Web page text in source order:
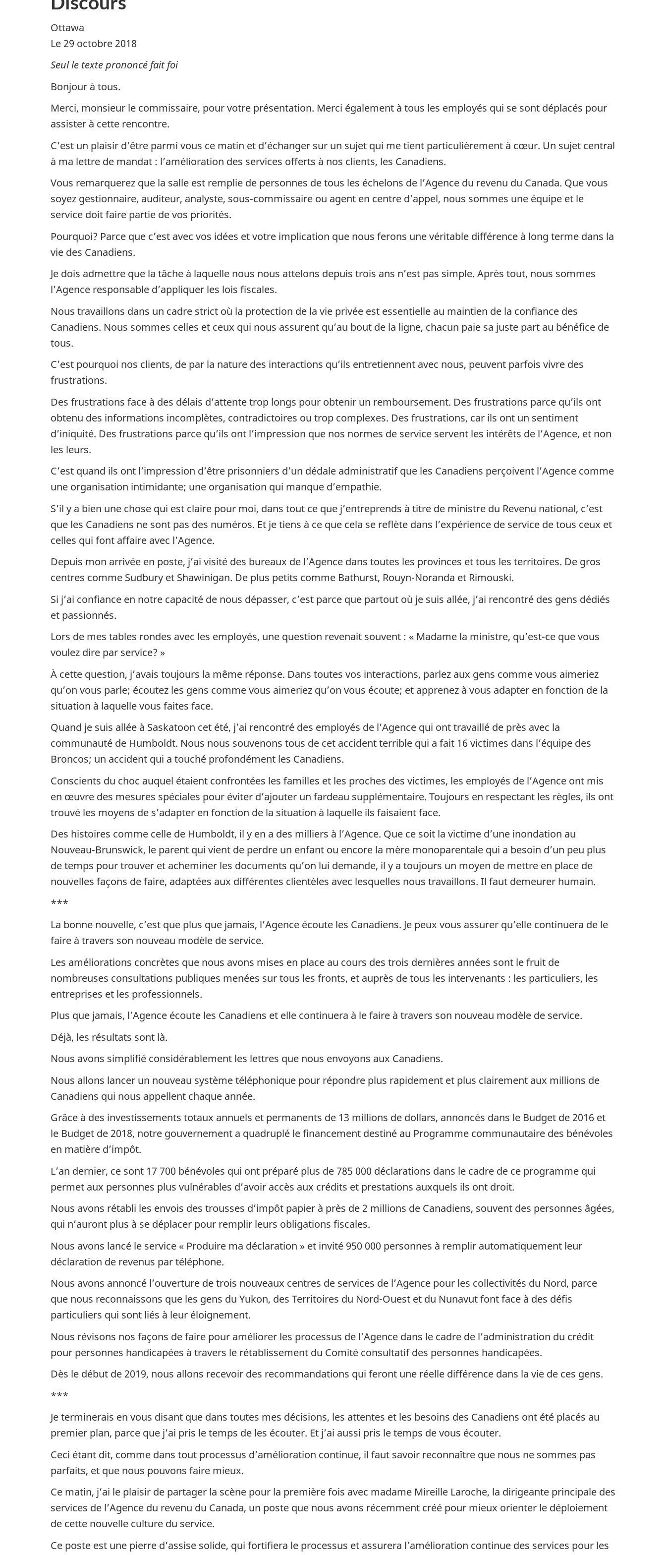
Ottawa
Le 29 octobre 2018
Seul le texte prononcé fait foi
Bonjour à tous.
Merci, monsieur le commissaire, pour votre présentation. Merci également à tous les employés qui se sont déplacés pour
assister à cette rencontre.
C’est un plaisir d’être parmi vous ce matin et d’échanger sur un sujet qui me tient particulièrement à cœur. Un sujet central
à ma lettre de mandat : l’amélioration des services offerts à nos clients, les Canadiens.
Vous remarquerez que la salle est remplie de personnes de tous les échelons de l’Agence du revenu du Canada. Que vous
soyez gestionnaire, auditeur, analyste, sous-commissaire ou agent en centre d’appel, nous sommes une équipe et le
service doit faire partie de vos priorités.
Pourquoi? Parce que c’est avec vos idées et votre implication que nous ferons une véritable différence à long terme dans la
vie des Canadiens.
Je dois admettre que la tâche à laquelle nous nous attelons depuis trois ans n’est pas simple. Après tout, nous sommes
l’Agence responsable d’appliquer les lois fiscales.
Nous travaillons dans un cadre strict où la protection de la vie privée est essentielle au maintien de la confiance des
Canadiens. Nous sommes celles et ceux qui nous assurent qu’au bout de la ligne, chacun paie sa juste part au bénéfice de
tous.
C’est pourquoi nos clients, de par la nature des interactions qu’ils entretiennent avec nous, peuvent parfois vivre des
frustrations.
Des frustrations face à des délais d’attente trop longs pour obtenir un remboursement. Des frustrations parce qu’ils ont
obtenu des informations incomplètes, contradictoires ou trop complexes. Des frustrations, car ils ont un sentiment
d’iniquité. Des frustrations parce qu’ils ont l’impression que nos normes de service servent les intérêts de l’Agence, et non
les leurs.
C’est quand ils ont l’impression d’être prisonniers d’un dédale administratif que les Canadiens perçoivent l’Agence comme
une organisation intimidante; une organisation qui manque d’empathie.
S’il y a bien une chose qui est claire pour moi, dans tout ce que j’entreprends à titre de ministre du Revenu national, c’est
que les Canadiens ne sont pas des numéros. Et je tiens à ce que cela se reflète dans l’expérience de service de tous ceux et
celles qui font affaire avec l’Agence.
Depuis mon arrivée en poste, j’ai visité des bureaux de l’Agence dans toutes les provinces et tous les territoires. De gros
centres comme Sudbury et Shawinigan. De plus petits comme Bathurst, Rouyn-Noranda et Rimouski.
Si j’ai confiance en notre capacité de nous dépasser, c’est parce que partout où je suis allée, j’ai rencontré des gens dédiés
et passionnés.
Lors de mes tables rondes avec les employés, une question revenait souvent : « Madame la ministre, qu’est-ce que vous
voulez dire par service? »
À cette question, j’avais toujours la même réponse. Dans toutes vos interactions, parlez aux gens comme vous aimeriez
qu’on vous parle; écoutez les gens comme vous aimeriez qu’on vous écoute; et apprenez à vous adapter en fonction de la
situation à laquelle vous faites face.
Quand je suis allée à Saskatoon cet été, j’ai rencontré des employés de l’Agence qui ont travaillé de près avec la
communauté de Humboldt. Nous nous souvenons tous de cet accident terrible qui a fait 16 victimes dans l’équipe des
Broncos; un accident qui a touché profondément les Canadiens.
Conscients du choc auquel étaient confrontées les familles et les proches des victimes, les employés de l’Agence ont mis
en œuvre des mesures spéciales pour éviter d’ajouter un fardeau supplémentaire. Toujours en respectant les règles, ils ont
trouvé les moyens de s’adapter en fonction de la situation à laquelle ils faisaient face.
Des histoires comme celle de Humboldt, il y en a des milliers à l’Agence. Que ce soit la victime d’une inondation au
Nouveau-Brunswick, le parent qui vient de perdre un enfant ou encore la mère monoparentale qui a besoin d’un peu plus
de temps pour trouver et acheminer les documents qu’on lui demande, il y a toujours un moyen de mettre en place de
nouvelles façons de faire, adaptées aux différentes clientèles avec lesquelles nous travaillons. Il faut demeurer humain.
***
La bonne nouvelle, c’est que plus que jamais, l’Agence écoute les Canadiens. Je peux vous assurer qu’elle continuera de le
faire à travers son nouveau modèle de service.
Les améliorations concrètes que nous avons mises en place au cours des trois dernières années sont le fruit de
nombreuses consultations publiques menées sur tous les fronts, et auprès de tous les intervenants : les particuliers, les
entreprises et les professionnels.
Plus que jamais, l’Agence écoute les Canadiens et elle continuera à le faire à travers son nouveau modèle de service.
Déjà, les résultats sont là.
Nous avons simplifié considérablement les lettres que nous envoyons aux Canadiens.
Nous allons lancer un nouveau système téléphonique pour répondre plus rapidement et plus clairement aux millions de
Canadiens qui nous appellent chaque année.
Grâce à des investissements totaux annuels et permanents de 13 millions de dollars, annoncés dans le Budget de 2016 et
le Budget de 2018, notre gouvernement a quadruplé le financement destiné au Programme communautaire des bénévoles
en matière d’impôt.
L’an dernier, ce sont 17 700 bénévoles qui ont préparé plus de 785 000 déclarations dans le cadre de ce programme qui
permet aux personnes plus vulnérables d’avoir accès aux crédits et prestations auxquels ils ont droit.
Nous avons rétabli les envois des trousses d’impôt papier à près de 2 millions de Canadiens, souvent des personnes âgées,
qui n’auront plus à se déplacer pour remplir leurs obligations fiscales.
Nous avons lancé le service « Produire ma déclaration » et invité 950 000 personnes à remplir automatiquement leur
déclaration de revenus par téléphone.
Nous avons annoncé l’ouverture de trois nouveaux centres de services de l’Agence pour les collectivités du Nord, parce
que nous reconnaissons que les gens du Yukon, des Territoires du Nord-Ouest et du Nunavut font face à des défis
particuliers qui sont liés à leur éloignement.
Nous révisons nos façons de faire pour améliorer les processus de l’Agence dans le cadre de l’administration du crédit
pour personnes handicapées à travers le rétablissement du Comité consultatif des personnes handicapées.
Dès le début de 2019, nous allons recevoir des recommandations qui feront une réelle différence dans la vie de ces gens.
***
Je terminerais en vous disant que dans toutes mes décisions, les attentes et les besoins des Canadiens ont été placés au
premier plan, parce que j’ai pris le temps de les écouter. Et j’ai aussi pris le temps de vous écouter.
Ceci étant dit, comme dans tout processus d’amélioration continue, il faut savoir reconnaître que nous ne sommes pas
parfaits, et que nous pouvons faire mieux.
Ce matin, j’ai le plaisir de partager la scène pour la première fois avec madame Mireille Laroche, la dirigeante principale des
services de l’Agence du revenu du Canada, un poste que nous avons récemment créé pour mieux orienter le déploiement
de cette nouvelle culture du service.
Ce poste est une pierre d’assise solide, qui fortifiera le processus et assurera l’amélioration continue des services pour les